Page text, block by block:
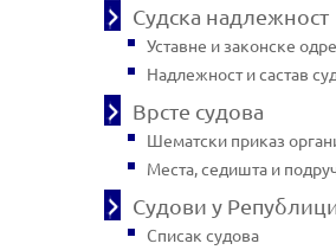
Судска надлежност
Уставне и законске
Надлежност и састав
Врсте судова
Шематски приказ
Места, седишта и
Судови у
Списак судова